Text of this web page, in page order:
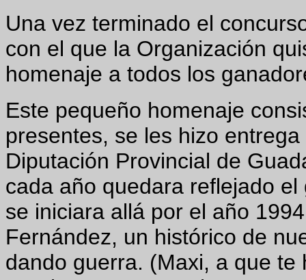
Una vez terminado el
con el que la Organización
homenaje a todos los
Este pequeño homenaje
presentes, se les hizo
Diputación Provincial de
cada año quedara reflejado
se iniciara allá por el año
Fernández, un histórico de
dando guerra. (Maxi, a que